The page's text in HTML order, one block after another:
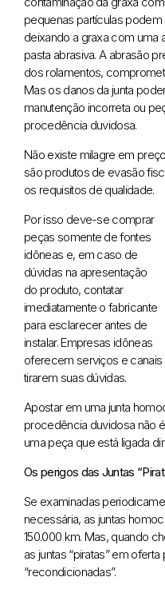
pequenas partículas
deixando a graxa com uma
pasta abrasiva. A abrasão
dos rolamentos,
Mas os danos da junta
manutenção incorreta ou
procedência duvidosa.
Não existe milagre em
são produtos de evasão
os requisitos de qualidade.
Por isso deve-se comprar
peças somente de fontes
idôneas e, em caso de
dúvidas na apresentação
do produto, contatar
imediatamente o fabricante
para esclarecer antes de
instalar. Empresas idôneas
oferecem serviços e
tirarem suas dúvidas.
Apostar em uma junta
procedência duvidosa não
uma peça que está ligada
Os perigos das Juntas
Se examinadas
necessária, as juntas
150.000 km. Mas, quando
as juntas “piratas” em
“recondicionadas”.